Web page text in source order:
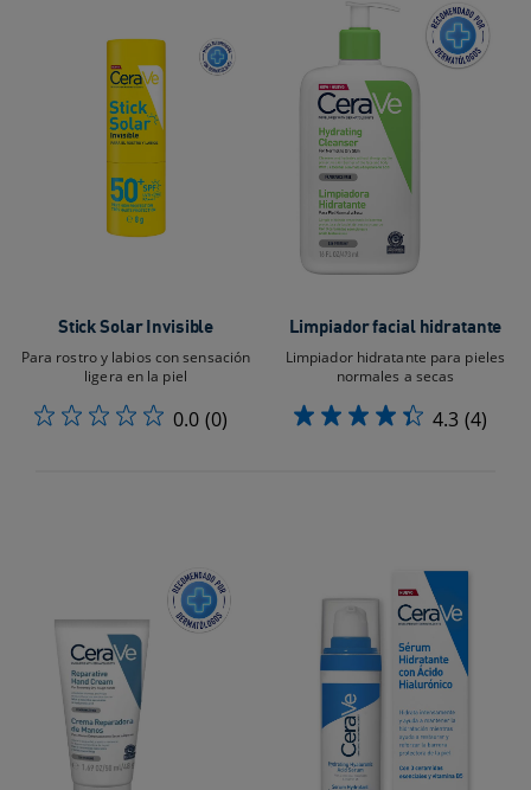
Stick Solar Invisible
Para rostro y labios con sensación
ligera en la piel
0.0 (0)
Limpiador facial hidratante
Limpiador hidratante para pieles
normales a secas
4.3 (4)